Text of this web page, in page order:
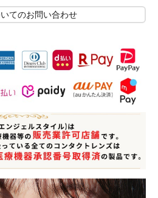
てのお問い合わせ